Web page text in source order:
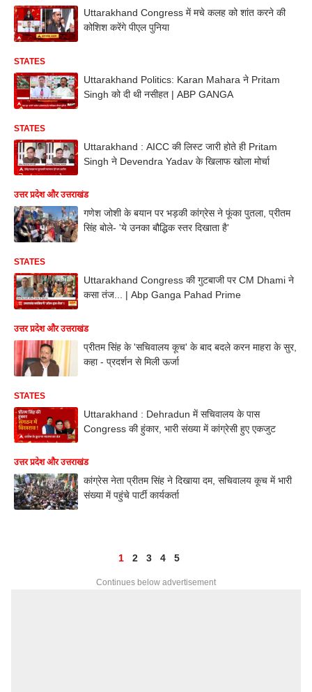
Uttarakhand Congress में मचे कलह को शांत करने की
कोशिश करेंगे पीएल पुनिया
STATES
Uttarakhand Politics: Karan Mahara ने Pritam
Singh को दी थी नसीहत | ABP GANGA
STATES
Uttarakhand : AICC की लिस्ट जारी होते ही Pritam
Singh ने Devendra Yadav के खिलाफ खोला मोर्चा
उत्तर प्रदेश और उत्तराखंड
गणेश जोशी के बयान पर भड़की कांग्रेस ने फूंका पुतला, प्रीतम
सिंह बोले- 'ये उनका बौद्धिक स्तर दिखाता है'
STATES
Uttarakhand Congress की गुटबाजी पर CM Dhami ने
कसा तंज... | Abp Ganga Pahad Prime
उत्तर प्रदेश और उत्तराखंड
प्रीतम सिंह के 'सचिवालय कूच' के बाद बदले करन माहरा के सुर,
कहा - प्रदर्शन से मिली ऊर्जा
STATES
Uttarakhand : Dehradun में सचिवालय के पास
Congress की हुंकार, भारी संख्या में कांग्रेसी हुए एकजुट
उत्तर प्रदेश और उत्तराखंड
कांग्रेस नेता प्रीतम सिंह ने दिखाया दम, सचिवालय कूच में भारी
संख्या में पहुंचे पार्टी कार्यकर्ता
1 2 3 4 5
Continues below advertisement